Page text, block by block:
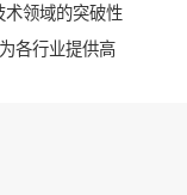
术领域的突破性
各行业提供高